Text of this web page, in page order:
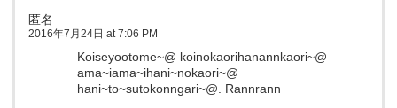
匿名
2016年7月24日 at 7:06 PM
Koiseyootome~@ koinokaorihanannkaori~@
ama~iama~ihani~nokaori~@
hani~to~sutokonngari~@. Rannrann